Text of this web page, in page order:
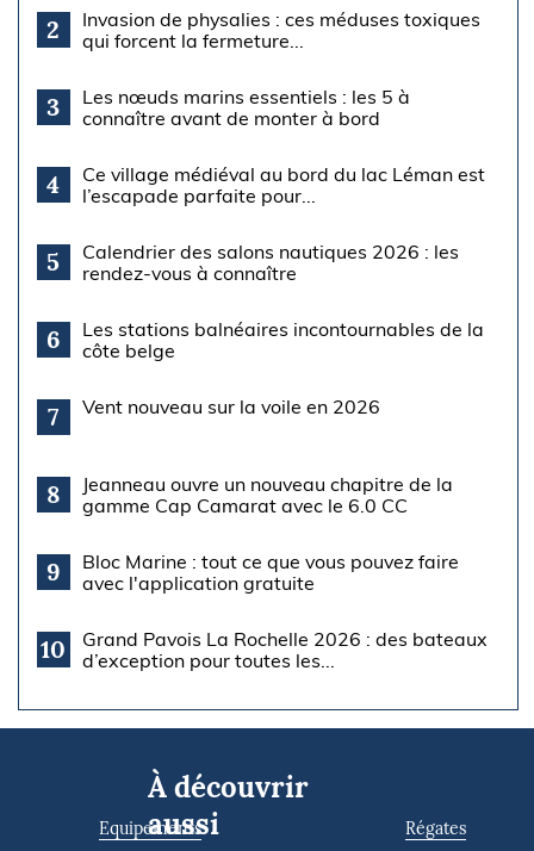
2
Invasion de physalies : ces méduses toxiques
qui forcent la fermeture...
3
Les nœuds marins essentiels : les 5 à
connaître avant de monter à bord
4
Ce village médiéval au bord du lac Léman est
l’escapade parfaite pour...
5
Calendrier des salons nautiques 2026 : les
rendez-vous à connaître
6
Les stations balnéaires incontournables de la
côte belge
7 Vent nouveau sur la voile en 2026
8
Jeanneau ouvre un nouveau chapitre de la
gamme Cap Camarat avec le 6.0 CC
9
Bloc Marine : tout ce que vous pouvez faire
avec l'application gratuite
10
Grand Pavois La Rochelle 2026 : des bateaux
d’exception pour toutes les...
À découvrir
aussi
Equipements Régates